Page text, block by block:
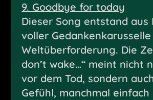
9. Goodbye for today
Dieser Song entstand aus
voller
Weltüberforderung. Die
don’t wake…“ meint nicht
vor dem Tod, sondern
Gefühl, manchmal einfach